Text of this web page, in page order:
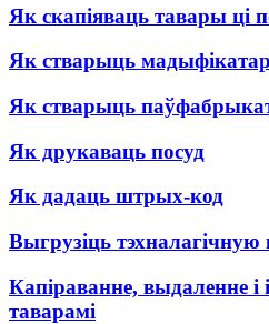
Як скапіяваць тавары ці
Як стварыць мадыфікатар
Як стварыць
Як друкаваць посуд
Як дадаць штрых-код
Выгрузіць тэхналагічную
Капіраванне, выдаленне і
таварамі